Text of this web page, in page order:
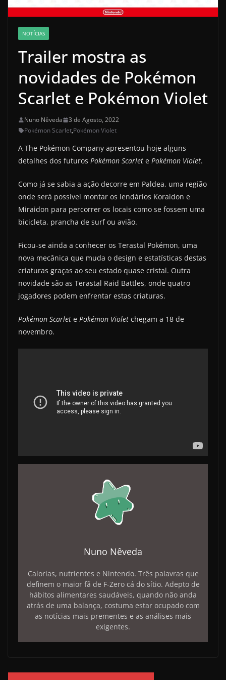
NOTÍCIAS
Trailer mostra as
novidades de Pokémon
Scarlet e Pokémon Violet
Nuno Nêveda
3 de Agosto, 2022
Pokémon Scarlet,Pokémon Violet
A The Pokémon Company apresentou hoje alguns
detalhes dos futuros Pokémon Scarlet e Pokémon Violet.
Como já se sabia a ação decorre em Paldea, uma região
onde será possível montar os lendários Koraidon e
Miraidon para percorrer os locais como se fossem uma
bicicleta, prancha de surf ou avião.
Ficou-se ainda a conhecer os Terastal Pokémon, uma
nova mecânica que muda o design e estatísticas destas
criaturas graças ao seu estado quase cristal. Outra
novidade são as Terastal Raid Battles, onde quatro
jogadores podem enfrentar estas criaturas.
Pokémon Scarlet e Pokémon Violet chegam a 18 de
novembro.
Nuno Nêveda
Calorias, nutrientes e Nintendo. Três palavras que
definem o maior fã de F-Zero cá do sítio. Adepto de
hábitos alimentares saudáveis, quando não anda
atrás de uma balança, costuma estar ocupado com
as notícias mais prementes e as análises mais
exigentes.